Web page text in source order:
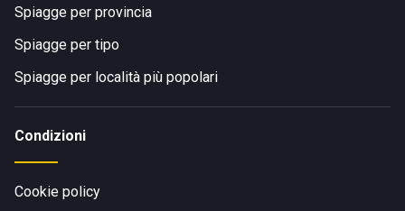
Spiagge per provincia
Spiagge per tipo
Spiagge per località più popolari
Condizioni
Cookie policy